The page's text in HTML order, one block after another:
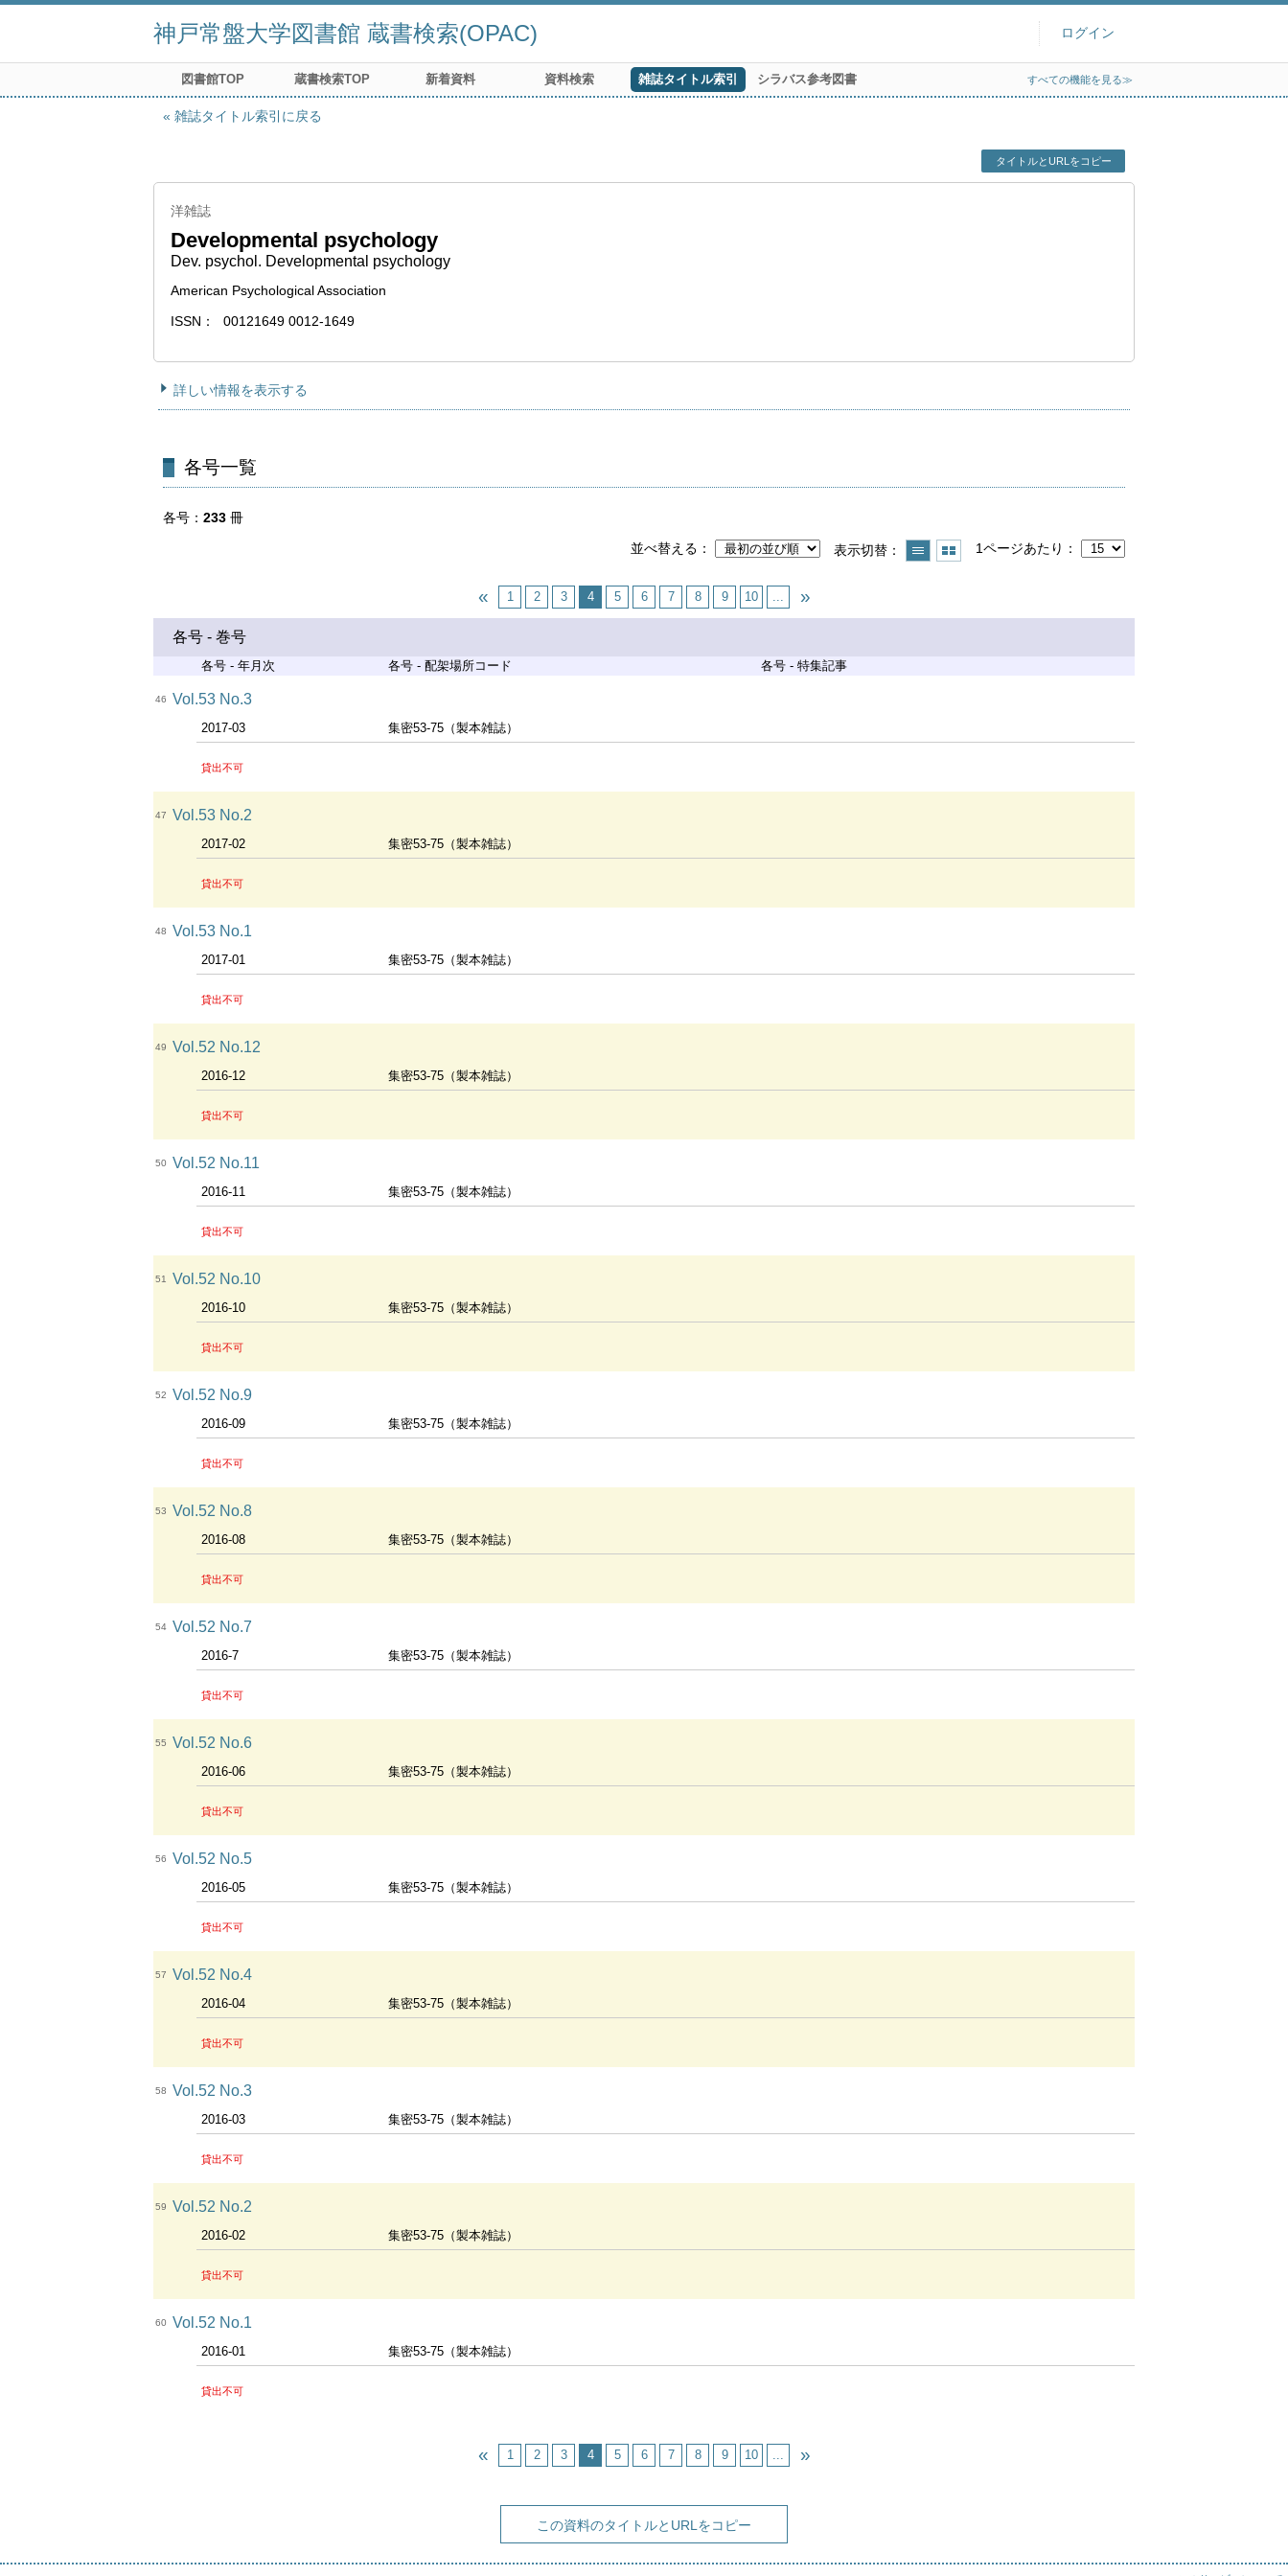
神戸常盤大学図書館 蔵書検索(OPAC) ログイン
図書館TOP 蔵書検索TOP 新着資料 資料検索 雑誌タイトル索引 シラバス参考図書 すべての機能を見る≫
雑誌タイトル索引に戻る
タイトルとURLをコピー
洋雑誌
Developmental psychology
Dev. psychol. Developmental psychology
American Psychological Association
ISSN
00121649 0012-1649
詳しい情報を表示する
各号一覧
各号 233 冊
並べ替える
表示切替 1ページあたり
1 2 3 4 5 6 7 8 9 10 ...
各号 - 巻号
各号 - 年月次 各号 - 配架場所コード 各号 - 特集記事
46 Vol.53 No.3
2017-03 集密53-75（製本雑誌）
貸出不可
47 Vol.53 No.2
2017-02 集密53-75（製本雑誌）
貸出不可
48 Vol.53 No.1
2017-01 集密53-75（製本雑誌）
貸出不可
49 Vol.52 No.12
2016-12 集密53-75（製本雑誌）
貸出不可
50 Vol.52 No.11
2016-11 集密53-75（製本雑誌）
貸出不可
51 Vol.52 No.10
2016-10 集密53-75（製本雑誌）
貸出不可
52 Vol.52 No.9
2016-09 集密53-75（製本雑誌）
貸出不可
53 Vol.52 No.8
2016-08 集密53-75（製本雑誌）
貸出不可
54 Vol.52 No.7
2016-7 集密53-75（製本雑誌）
貸出不可
55 Vol.52 No.6
2016-06 集密53-75（製本雑誌）
貸出不可
56 Vol.52 No.5
2016-05 集密53-75（製本雑誌）
貸出不可
57 Vol.52 No.4
2016-04 集密53-75（製本雑誌）
貸出不可
58 Vol.52 No.3
2016-03 集密53-75（製本雑誌）
貸出不可
59 Vol.52 No.2
2016-02 集密53-75（製本雑誌）
貸出不可
60 Vol.52 No.1
2016-01 集密53-75（製本雑誌）
貸出不可
1 2 3 4 5 6 7 8 9 10 ...
この資料のタイトルとURLをコピー